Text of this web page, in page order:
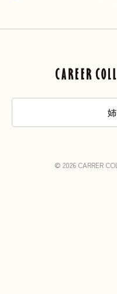
© 2026 CARRER